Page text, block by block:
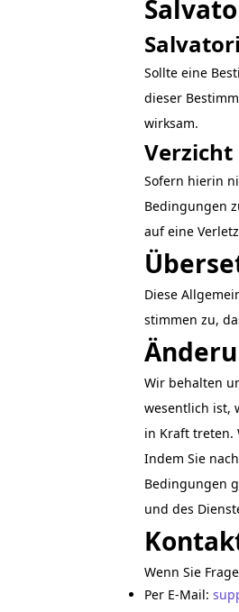
Sollte eine
dieser
wirksam.
Verzicht
Sofern hierin
Bedingungen
auf eine
Diese
stimmen zu,
Wir behalten
wesentlich ist,
in Kraft treten.
Indem Sie
Bedingungen
und des
Wenn Sie
Per E-Mail: